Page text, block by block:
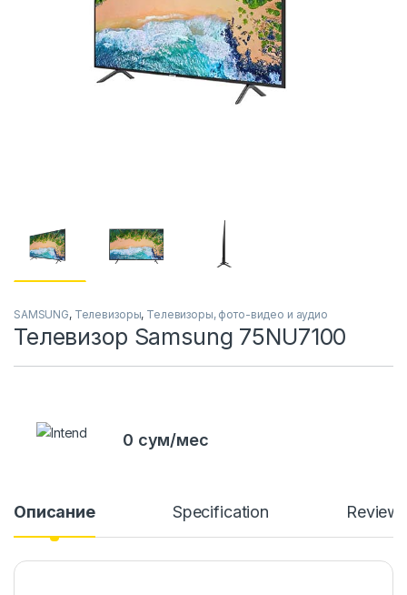
SAMSUNG, Телевизоры, Телевизоры, фото-видео и аудио
Телевизор Samsung 75NU7100
0 сум/мес
Описание Specification